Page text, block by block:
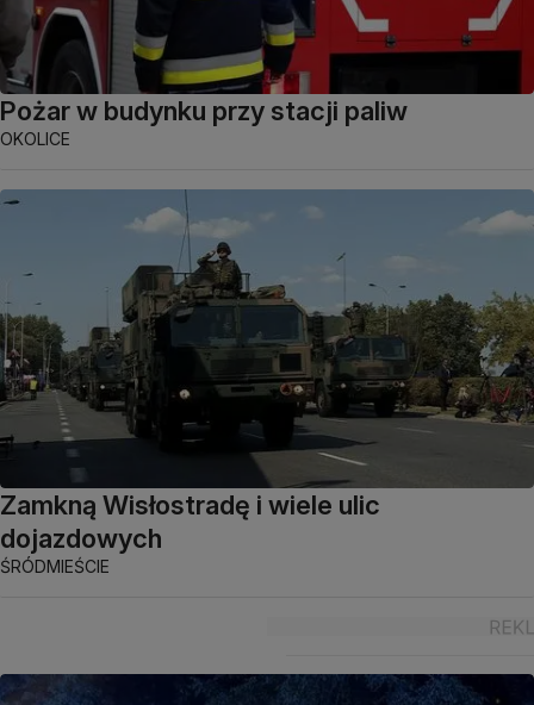
Pożar w budynku przy stacji paliw
OKOLICE
Zamkną Wisłostradę i wiele ulic
dojazdowych
ŚRÓDMIEŚCIE